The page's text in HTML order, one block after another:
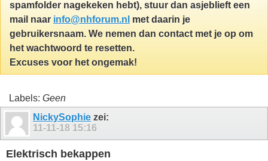
spamfolder nagekeken hebt), stuur dan asjeblieft een
mail naar info@nhforum.nl met daarin je
gebruikersnaam. We nemen dan contact met je op om
het wachtwoord te resetten.
Excuses voor het ongemak!
Labels: Geen
NickySophie zei:
11-11-18 15:16
Elektrisch bekappen